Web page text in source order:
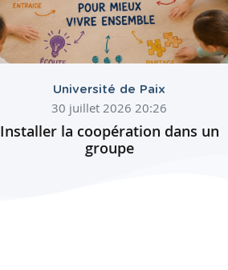
Université de Paix
30 juillet 2026 20:26
Installer la coopération dans un
groupe